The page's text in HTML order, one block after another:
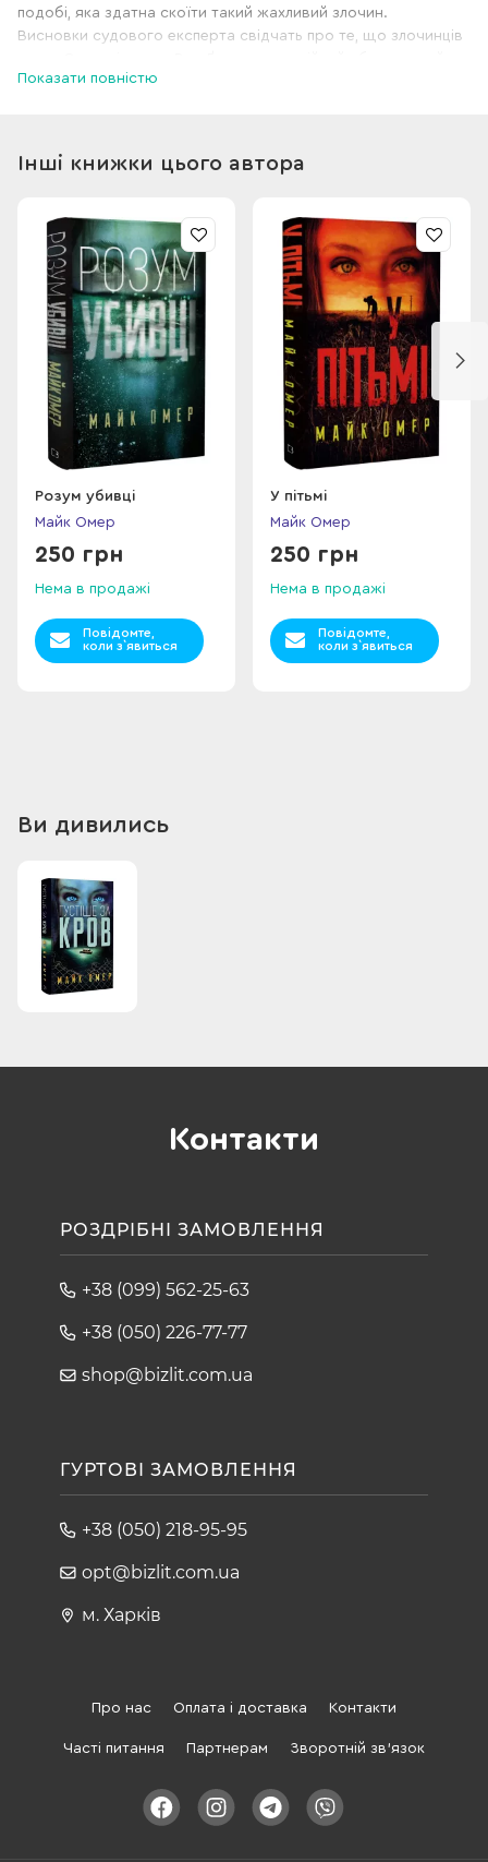
подобі, яка здатна скоїти такий жахливий злочин.
Висновки судового експерта свідчать про те, що злочинців
переслідує Зої з дитинства. Цього разу він знайшов такого
кровавих злочинів, але відчуває, що за задумом Ґловера,
кульмінацією має стати її смерть.
Показати повністю
Інші книжки цього автора
Розум убивці
Майк Омер
250 грн
Нема в продажі
Повідомте,
коли з`явиться
У пітьмі
Майк Омер
250 грн
Нема в продажі
Повідомте,
коли з`явиться
Ви дивились
Контакти
РОЗДРІБНІ ЗАМОВЛЕННЯ
+38 (099) 562-25-63
+38 (050) 226-77-77
shop@bizlit.com.ua
ГУРТОВІ ЗАМОВЛЕННЯ
+38 (050) 218-95-95
opt@bizlit.com.ua
м. Харків
Про нас Оплата і доставка Контакти
Часті питання Партнерам Зворотній зв'язок